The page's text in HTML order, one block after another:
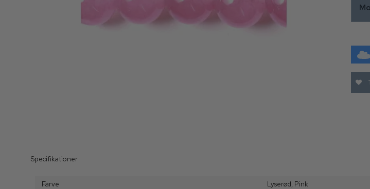
Specifikationer
Farve Lyserød, Pink